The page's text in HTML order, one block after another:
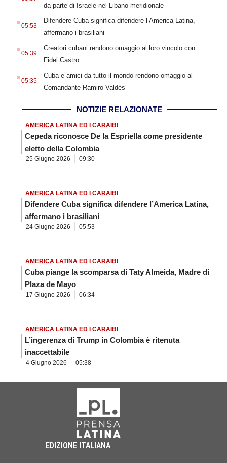
da parte di Israele nel Libano meridionale
.05:53
Difendere Cuba significa difendere l’America Latina,
affermano i brasiliani
.05:39
Creatori cubani rendono omaggio al loro vincolo con
Fidel Castro
.05:35
Cuba e amici da tutto il mondo rendono omaggio al
Comandante Ramiro Valdés
NOTIZIE RELAZIONATE
AMERICA LATINA ED I CARAIBI
Cepeda riconosce De la Espriella come presidente
eletto della Colombia
25 Giugno 2026 09:30
AMERICA LATINA ED I CARAIBI
Difendere Cuba significa difendere l’America Latina,
affermano i brasiliani
24 Giugno 2026 05:53
AMERICA LATINA ED I CARAIBI
Cuba piange la scomparsa di Taty Almeida, Madre di
Plaza de Mayo
17 Giugno 2026 06:34
AMERICA LATINA ED I CARAIBI
L’ingerenza di Trump in Colombia è ritenuta
inaccettabile
4 Giugno 2026 05:38
EDIZIONE ITALIANA